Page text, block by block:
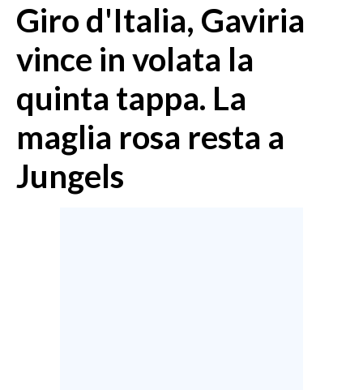
SASSARI E PROVINCIA
GALLURA
OGLIASTRA
CRONACA
ITALIA
Giro d'Italia, Gaviria
vince in volata la
quinta tappa. La
maglia rosa resta a
Jungels